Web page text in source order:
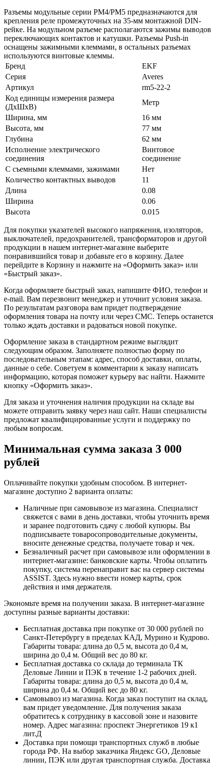
Разъемы модульные серии РМ4/РМ5 предназначаются для
крепления реле промежуточных на 35-мм монтажной DIN-
рейке. На модульном разъеме располагаются зажимы выводов
переключающих контактов и катушки. Разъемы Push-in
оснащены зажимными клеммами, в остальных разъемах
используются винтовые клеммы.
Бренд
EKF
Серия
Averes
Артикул
rm5-22-2
Код единицы измерения размера
(ДхШхВ)
Метр
Ширина, мм
16 мм
Высота, мм
77 мм
Глубина
62 мм
Исполнение электрического
соединения
Винтовое
соединение
С съемными клеммами, зажимами
Нет
Количество контактных выводов
11
Длина
0.08
Ширина
0.06
Высота
0.015
Для покупки указателей высокого напряжения, изоляторов,
выключателей, предохранителей, трансформаторов и другой
продукции в нашем интернет-магазине выберите
понравившийся товар и добавьте его в корзину. Далее
перейдите в Корзину и нажмите на «Оформить заказ» или
«Быстрый заказ».
Когда оформляете быстрый заказ, напишите ФИО, телефон и
e-mail. Вам перезвонит менеджер и уточнит условия заказа.
По результатам разговора вам придет подтверждение
оформления товара на почту или через СМС. Теперь останется
только ждать доставки и радоваться новой покупке.
Оформление заказа в стандартном режиме выглядит
следующим образом. Заполняете полностью форму по
последовательным этапам: адрес, способ доставки, оплаты,
данные о себе. Советуем в комментарии к заказу написать
информацию, которая поможет курьеру вас найти. Нажмите
кнопку «Оформить заказ».
Для заказа и уточнения наличия продукции на складе вы
можете отправить заявку через наш сайт. Наши специалисты
предложат квалифицированные услуги и поддержку по
любым вопросам.
Минимальная сумма заказа 3 000
рублей
Оплачивайте покупки удобным способом. В интернет-
магазине доступно 2 варианта оплаты:
Наличные при самовывозе из магазина. Специалист
свяжется с вами в день доставки, чтобы уточнить время
и заранее подготовить сдачу с любой купюры. Вы
подписываете товаросопроводительные документы,
вносите денежные средства, получаете товар и чек.
Безналичный расчет при самовывозе или оформлении в
интернет-магазине: банковские карты. Чтобы оплатить
покупку, система перенаправит вас на сервер системы
ASSIST. Здесь нужно ввести номер карты, срок
действия и имя держателя.
Экономьте время на получении заказа. В интернет-магазине
доступны разные варианты доставки:
Бесплатная доставка при покупке от 30 000 рублей по
Санкт-Петербургу в пределах КАД, Мурино и Кудрово.
Габариты товара: длина до 0,5 м, высота до 0,4 м,
ширина до 0,4 м. Общий вес до 80 кг.
Бесплатная доставка со склада до терминала ТК
Деловые Линии и ПЭК в течение 1-2 рабочих дней.
Габариты товара: длина до 0,5 м, высота до 0,4 м,
ширина до 0,4 м. Общий вес до 80 кг.
Самовывоз из магазина. Когда заказ поступит на склад,
вам придет уведомление. Для получения заказа
обратитесь к сотруднику в кассовой зоне и назовите
номер. Адрес магазина: проспект Энергетиков 19 к1
лит.Д
Доставка при помощи транспортных служб в любые
города РФ. На выбор заказчика Яндекс GO, Деловые
линии, ПЭК или другая транспортная служба. Доставка